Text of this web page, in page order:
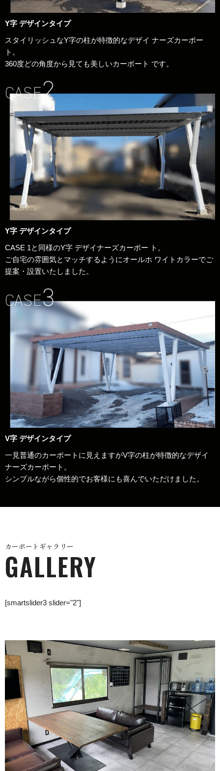
Y字 デザインタイプ
スタイリッシュなY字の柱が特徴的なデザイ ナーズカーポー
ト。
360度どの角度から見ても美しいカーポート です。
Y字 デザインタイプ
CASE 1と同様のY字 デザイナーズカーポー ト。
ご自宅の雰囲気とマッチするようにオールホ ワイトカラーでご
提案・設置いたしました。
V字 デザインタイプ
一見普通のカーポートに見えますがV字の柱が特徴的なデザイ
ナーズカーポート。
シンプルながら個性的でお客様にも喜んでいただけました。
カーポートギャラリー
GALLERY
[smartslider3 slider="2"]